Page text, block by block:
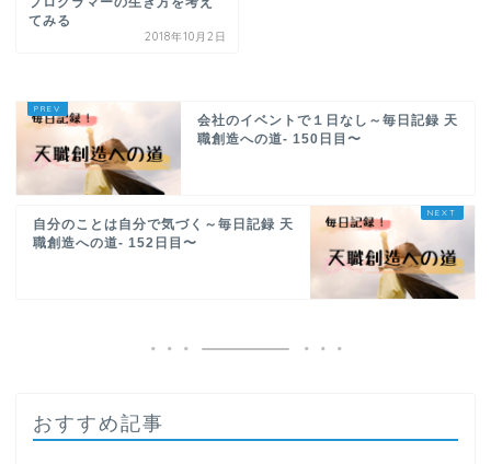
てみる
2018年10月2日
会社のイベントで１日なし～毎日記録 天
職創造への道- 150日目〜
自分のことは自分で気づく～毎日記録 天
職創造への道- 152日目〜
おすすめ記事